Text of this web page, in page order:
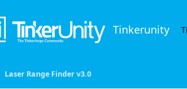
Tinkerunity
Laser Range Finder v3.0